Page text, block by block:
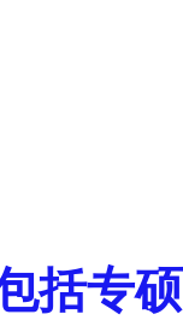
括专